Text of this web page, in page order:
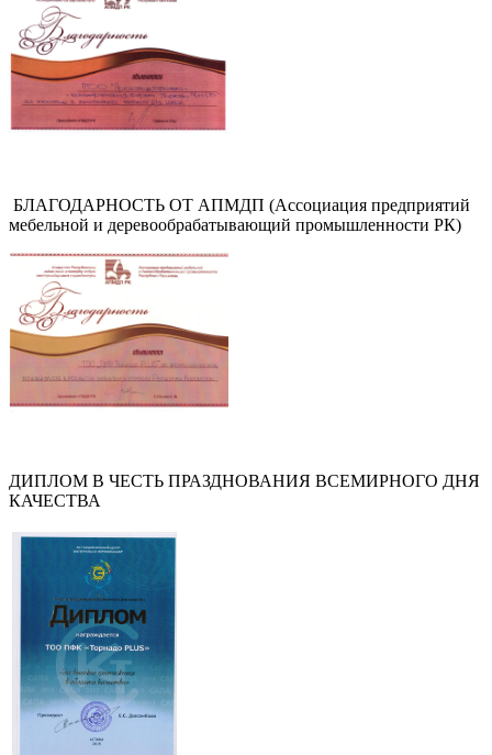
БЛАГОДАРНОСТЬ ОТ АПМДП (Ассоциация предприятий
мебельной и деревообрабатывающий промышленности РК)
ДИПЛОМ В ЧЕСТЬ ПРАЗДНОВАНИЯ ВСЕМИРНОГО ДНЯ
КАЧЕСТВА